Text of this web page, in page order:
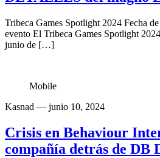
Tribeca Games Spotlight 2024 Fecha
evento El Tribeca Games Spotlight
junio de […]
Mobile
Kasnad — junio 10, 2024
Crisis en Behaviour
compañía detrás de DB